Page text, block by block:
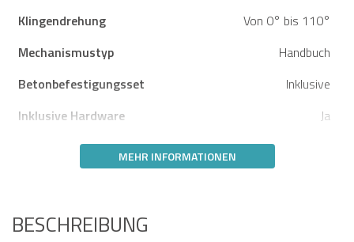
Klingendrehung
Von 0° bis 110°
Mechanismustyp
Handbuch
Betonbefestigungsset
Inklusive
Inklusive Hardware
Ja
MEHR INFORMATIONEN
BESCHREIBUNG